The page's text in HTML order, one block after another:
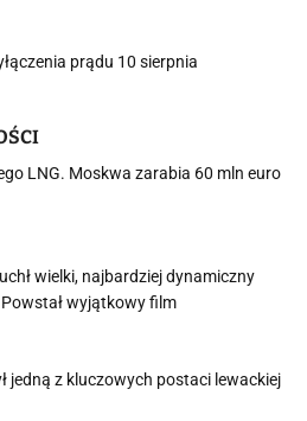
prądu 10 sierpnia
LNG. Moskwa zarabia 60 mln euro
wielki, najbardziej dynamiczny
wyjątkowy film
jedną z kluczowych postaci lewackiej